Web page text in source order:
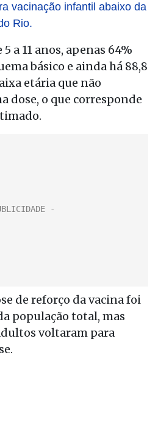
vacinação infantil abaixo da
Rio.
a 11 anos, apenas 64%
básico e ainda há 88,8
etária que não
dose, o que corresponde
de reforço da vacina foi
população total, mas
voltaram para